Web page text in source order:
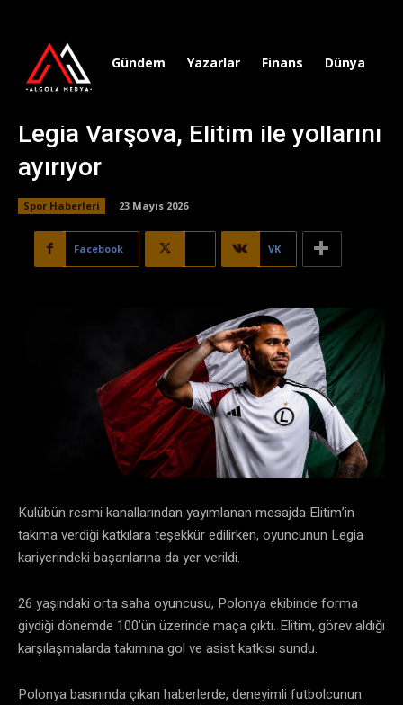
Gündem Yazarlar Finans Dünya
Legia Varşova, Elitim ile yollarını
ayırıyor
Spor Haberleri 23 Mayıs 2026
Facebook VK
Kulübün resmi kanallarından yayımlanan mesajda Elitim’in
takıma verdiği katkılara teşekkür edilirken, oyuncunun Legia
kariyerindeki başarılarına da yer verildi.
26 yaşındaki orta saha oyuncusu, Polonya ekibinde forma
giydiği dönemde 100’ün üzerinde maça çıktı. Elitim, görev aldığı
karşılaşmalarda takımına gol ve asist katkısı sundu.
Polonya basınında çıkan haberlerde, deneyimli futbolcunun